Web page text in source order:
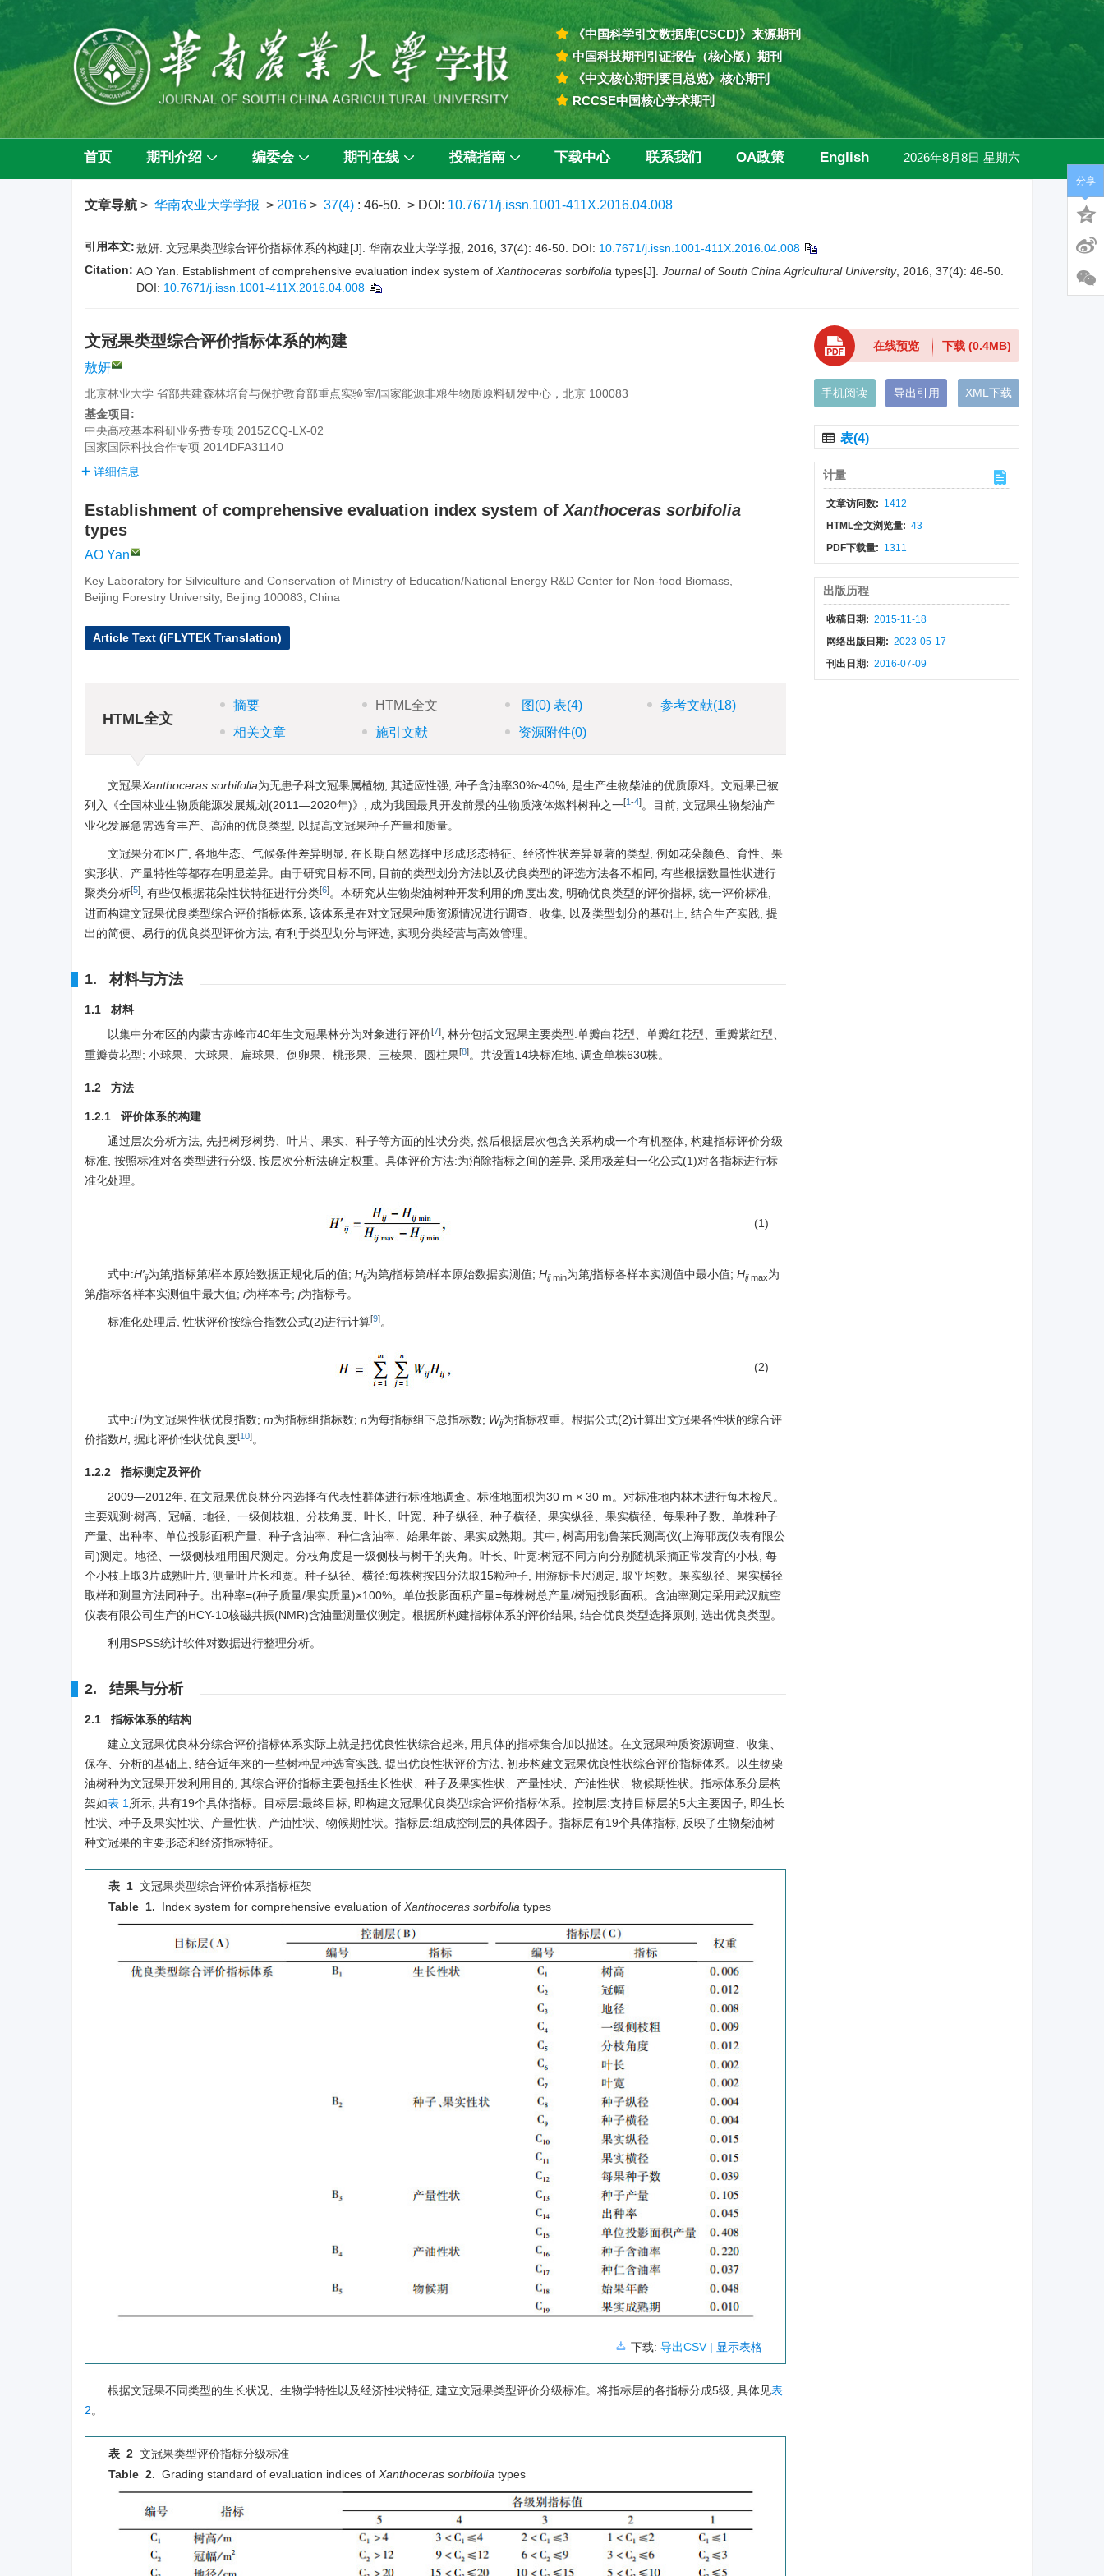
《中国科学引文数据库(CSCD)》来源期刊
中国科技期刊引证报告（核心版）期刊
《中文核心期刊要目总览》核心期刊
RCCSE中国核心学术期刊
首页 期刊介绍 编委会 期刊在线 投稿指南 下载中心 联系我们 OA政策 English 2026年8月8日 星期六
文章导航 > 华南农业大学学报 > 2016 > 37(4) : 46-50. > DOI: 10.7671/j.issn.1001-411X.2016.04.008
引用本文:敖妍. 文冠果类型综合评价指标体系的构建[J]. 华南农业大学学报, 2016, 37(4): 46-50. DOI: 10.7671/j.issn.1001-411X.2016.04.008
Citation: AO Yan. Establishment of comprehensive evaluation index system of Xanthoceras sorbifolia types[J]. Journal of South China Agricultural University, 2016, 37(4): 46-50.
DOI: 10.7671/j.issn.1001-411X.2016.04.008
文冠果类型综合评价指标体系的构建
敖妍
北京林业大学 省部共建森林培育与保护教育部重点实验室/国家能源非粮生物质原料研发中心，北京 100083
基金项目:
中央高校基本科研业务费专项 2015ZCQ-LX-02
国家国际科技合作专项 2014DFA31140
详细信息
Establishment of comprehensive evaluation index system of Xanthoceras sorbifolia
types
AO Yan
Key Laboratory for Silviculture and Conservation of Ministry of Education/National Energy R&D Center for Non-food Biomass,
Beijing Forestry University, Beijing 100083, China
Article Text (iFLYTEK Translation)
HTML全文
摘要 HTML全文 图 (0)表(4) 参考文献(18)
相关文章
施引文献 资源附件(0)
文冠果Xanthoceras sorbifolia为无患子科文冠果属植物, 其适应性强, 种子含油率30%~40%, 是生产生物柴油的优质原料。文冠果已被
列入《全国林业生物质能源发展规划(2011—2020年)》, 成为我国最具开发前景的生物质液体燃料树种之一[1-4]。目前, 文冠果生物柴油产
业化发展急需选育丰产、高油的优良类型, 以提高文冠果种子产量和质量。
文冠果分布区广, 各地生态、气候条件差异明显, 在长期自然选择中形成形态特征、经济性状差异显著的类型, 例如花朵颜色、育性、果
实形状、产量特性等都存在明显差异。由于研究目标不同, 目前的类型划分方法以及优良类型的评选方法各不相同, 有些根据数量性状进行
聚类分析[5] , 有些仅根据花朵性状特征进行分类[6]。本研究从生物柴油树种开发利用的角度出发, 明确优良类型的评价指标, 统一评价标准,
进而构建文冠果优良类型综合评价指标体系, 该体系是在对文冠果种质资源情况进行调查、收集, 以及类型划分的基础上, 结合生产实践, 提
出的简便、易行的优良类型评价方法, 有利于类型划分与评选, 实现分类经营与高效管理。
1. 材料与方法
1.1 材料
以集中分布区的内蒙古赤峰市40年生文冠果林分为对象进行评价[7]
, 林分包括文冠果主要类型:单瓣白花型、单瓣红花型、重瓣紫红型、
重瓣黄花型; 小球果、大球果、扁球果、倒卵果、桃形果、三棱果、圆柱果[8]。共设置14块标准地, 调查单株630株。
1.2 方法
1.2.1 评价体系的构建
通过层次分析方法, 先把树形树势、叶片、果实、种子等方面的性状分类, 然后根据层次包含关系构成一个有机整体, 构建指标评价分级
标准, 按照标准对各类型进行分级, 按层次分析法确定权重。具体评价方法:为消除指标之间的差异, 采用极差归一化公式(1)对各指标进行标
准化处理。
(1)
式中:H′ij为第j指标第i样本原始数据正规化后的值; Hij为第j指标第i样本原始数据实测值; Hijmin为第j指标各样本实测值中最小值; Hijmax为
第j指标各样本实测值中最大值; i为样本号; j为指标号。
标准化处理后, 性状评价按综合指数公式(2)进行计算[9]。
(2)
式中:H为文冠果性状优良指数; m为指标组指标数; n为每指标组下总指标数; Wij为指标权重。根据公式(2)计算出文冠果各性状的综合评
价指数H , 据此评价性状优良度[10]。
1.2.2 指标测定及评价
2009—2012年, 在文冠果优良林分内选择有代表性群体进行标准地调查。标准地面积为30 m × 30 m。对标准地内林木进行每木检尺。
主要观测:树高、冠幅、地径、一级侧枝粗、分枝角度、叶长、叶宽、种子纵径、种子横径、果实纵径、果实横径、每果种子数、单株种子
产量、出种率、单位投影面积产量、种子含油率、种仁含油率、始果年龄、果实成熟期。其中, 树高用勃鲁莱氏测高仪(上海耶茂仪表有限公
司)测定。地径、一级侧枝粗用围尺测定。分枝角度是一级侧枝与树干的夹角。叶长、叶宽:树冠不同方向分别随机采摘正常发育的小枝, 每
个小枝上取3片成熟叶片, 测量叶片长和宽。种子纵径、横径:每株树按四分法取15粒种子, 用游标卡尺测定, 取平均数。果实纵径、果实横径
取样和测量方法同种子。出种率=(种子质量/果实质量)×100%。单位投影面积产量=每株树总产量/树冠投影面积。含油率测定采用武汉航空
仪表有限公司生产的HCY-10核磁共振(NMR)含油量测量仪测定。根据所构建指标体系的评价结果, 结合优良类型选择原则, 选出优良类型。
利用SPSS统计软件对数据进行整理分析。
2. 结果与分析
2.1 指标体系的结构
建立文冠果优良林分综合评价指标体系实际上就是把优良性状综合起来, 用具体的指标集合加以描述。在文冠果种质资源调查、收集、
保存、分析的基础上, 结合近年来的一些树种品种选育实践, 提出优良性状评价方法, 初步构建文冠果优良性状综合评价指标体系。以生物柴
油树种为文冠果开发利用目的, 其综合评价指标主要包括生长性状、种子及果实性状、产量性状、产油性状、物候期性状。指标体系分层构
架如表 1 所示, 共有19个具体指标。目标层:最终目标, 即构建文冠果优良类型综合评价指标体系。控制层:支持目标层的5大主要因子, 即生长
性状、种子及果实性状、产量性状、产油性状、物候期性状。指标层:组成控制层的具体因子。指标层有19个具体指标, 反映了生物柴油树
种文冠果的主要形态和经济指标特征。
表 1 文冠果类型综合评价体系指标框架
Table 1.
Index system for comprehensive evaluation of Xanthoceras sorbifolia types
下载: 导出CSV | 显示表格
根据文冠果不同类型的生长状况、生物学特性以及经济性状特征, 建立文冠果类型评价分级标准。将指标层的各指标分成5级, 具体见表
2。
表 2 文冠果类型评价指标分级标准
Table 2. Grading standard of evaluation indices of Xanthoceras sorbifolia types
在线预览 下载 (0.4MB)
手机阅读 导出引用 XML下载
表(4)
计量
文章访问数: 1412
HTML全文浏览量: 43
PDF下载量: 1311
出版历程
收稿日期: 2015-11-18
网络出版日期: 2023-05-17
刊出日期: 2016-07-09
分享